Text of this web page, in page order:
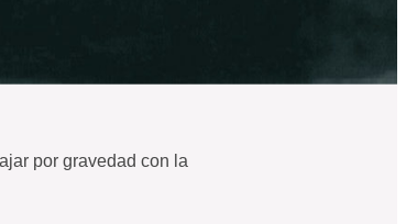
por gravedad con la